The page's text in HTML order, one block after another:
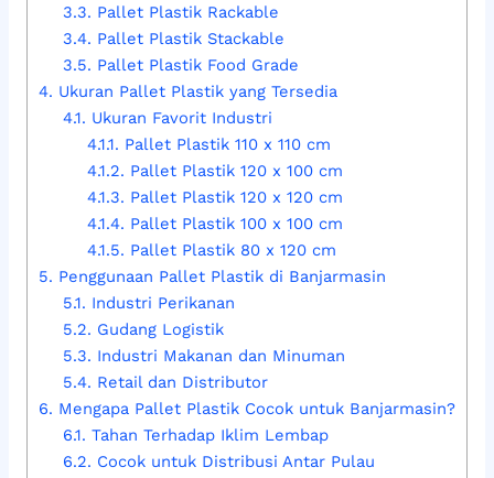
3.3. Pallet Plastik Rackable
3.4. Pallet Plastik Stackable
3.5. Pallet Plastik Food Grade
4. Ukuran Pallet Plastik yang Tersedia
4.1. Ukuran Favorit Industri
4.1.1. Pallet Plastik 110 x 110 cm
4.1.2. Pallet Plastik 120 x 100 cm
4.1.3. Pallet Plastik 120 x 120 cm
4.1.4. Pallet Plastik 100 x 100 cm
4.1.5. Pallet Plastik 80 x 120 cm
5. Penggunaan Pallet Plastik di Banjarmasin
5.1. Industri Perikanan
5.2. Gudang Logistik
5.3. Industri Makanan dan Minuman
5.4. Retail dan Distributor
6. Mengapa Pallet Plastik Cocok untuk Banjarmasin?
6.1. Tahan Terhadap Iklim Lembap
6.2. Cocok untuk Distribusi Antar Pulau